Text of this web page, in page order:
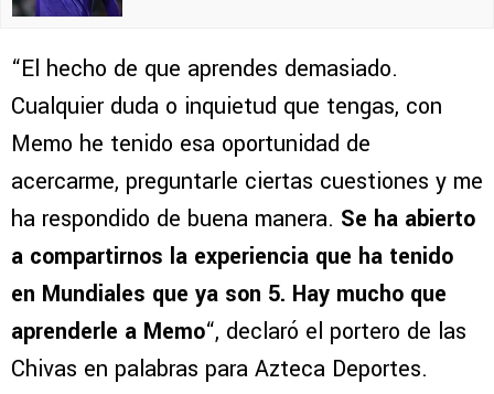
“El hecho de que aprendes demasiado.
Cualquier duda o inquietud que tengas, con
Memo he tenido esa oportunidad de
acercarme, preguntarle ciertas cuestiones y me
ha respondido de buena manera. Se ha abierto
a compartirnos la experiencia que ha tenido
en Mundiales que ya son 5. Hay mucho que
aprenderle a Memo“, declaró el portero de las
Chivas en palabras para Azteca Deportes.